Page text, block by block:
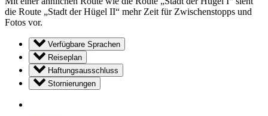
die Route „Stadt der Hügel II“ mehr Zeit für Zwischenstopps und
Fotos vor.
Verfügbare Sprachen
Reiseplan
Haftungsausschluss
Stornierungen